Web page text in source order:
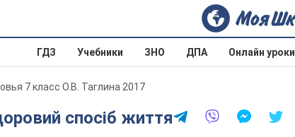
ГДЗ Учебники ЗНО ДПА Онлайн уроки
7 класс О.В. Таглина 2017
спосіб життя